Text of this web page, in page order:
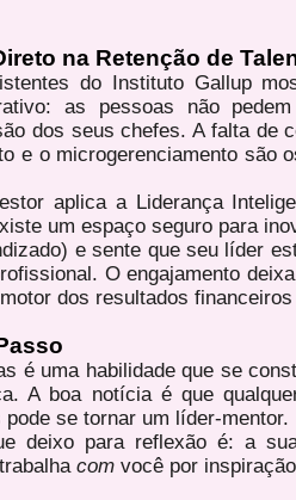
na Retenção de
do Instituto Gallup
as pessoas não
dos seus chefes. A falta de
e o microgerenciamento são
aplica a Liderança
um espaço seguro para
e sente que seu líder
O engajamento
dos resultados
é uma habilidade que se
A boa notícia é que
se tornar um líder-mentor.
deixo para reflexão é: a
com você por